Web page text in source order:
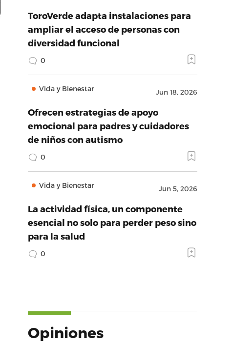
ToroVerde adapta instalaciones para
ampliar el acceso de personas con
diversidad funcional
0
Vida y Bienestar Jun 18, 2026
Ofrecen estrategias de apoyo
emocional para padres y cuidadores
de niños con autismo
0
Vida y Bienestar Jun 5, 2026
La actividad física, un componente
esencial no solo para perder peso sino
para la salud
0
Opiniones